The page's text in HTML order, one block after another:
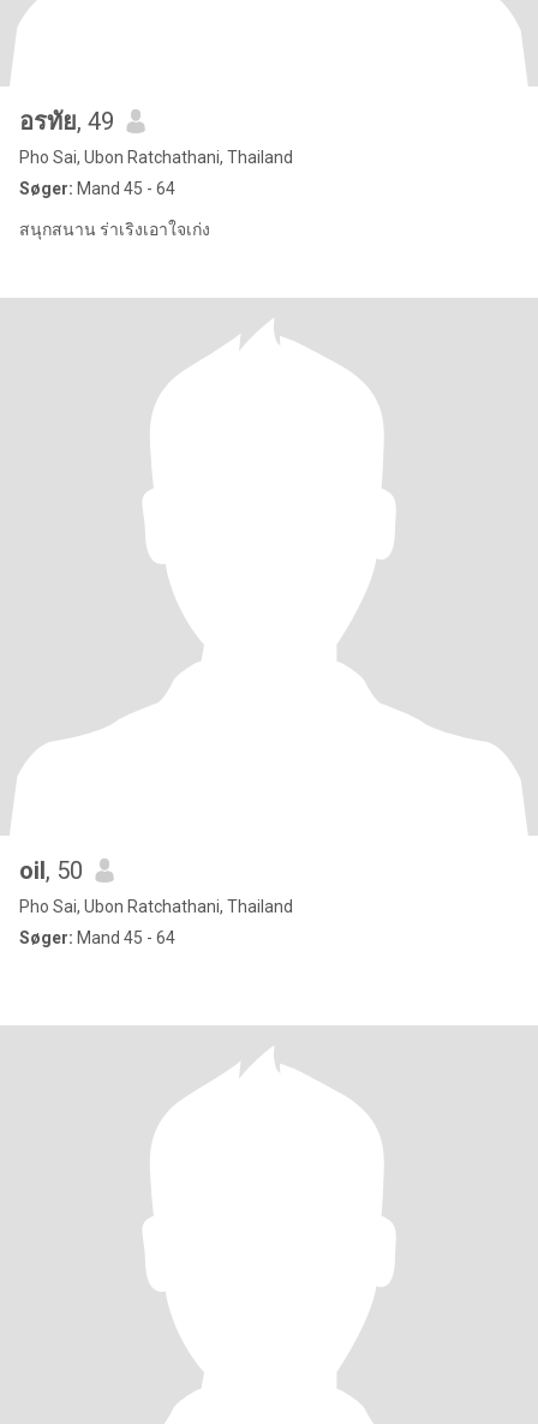
อรทัย, 49
Pho Sai, Ubon Ratchathani, Thailand
Søger: Mand 45 - 64
สนุกสนาน ร่าเริงเอาใจเก่ง
oil, 50
Pho Sai, Ubon Ratchathani, Thailand
Søger: Mand 45 - 64